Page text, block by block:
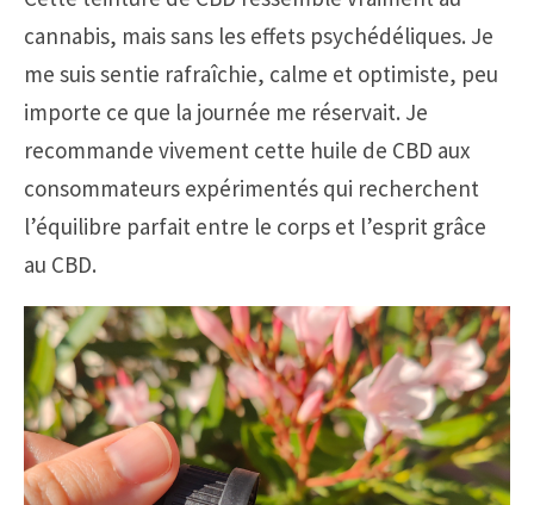
cannabis, mais sans les effets psychédéliques. Je
me suis sentie rafraîchie, calme et optimiste, peu
importe ce que la journée me réservait. Je
recommande vivement cette huile de CBD aux
consommateurs expérimentés qui recherchent
l’équilibre parfait entre le corps et l’esprit grâce
au CBD.